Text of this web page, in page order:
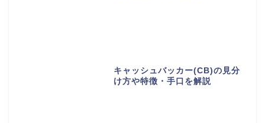
キャッシュバッカー(CB)の見分
け方や特徴・手口を解説